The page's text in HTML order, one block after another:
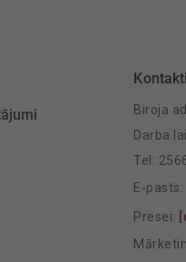
Kontakti
Biroja
Darba
Tel:
E-pasts:
Presei: